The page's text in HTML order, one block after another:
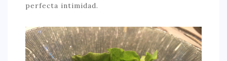
perfecta intimidad.